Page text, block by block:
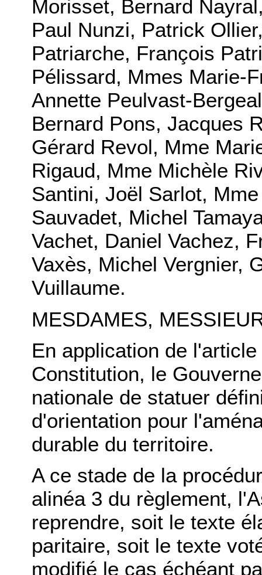
Morisset, Bernard
Paul Nunzi, Patrick
Patriarche, François
Pélissard, Mmes Marie-
Annette Peulvast-
Bernard Pons, Jacques
Gérard Revol, Mme
Rigaud, Mme Michèle
Santini, Joël Sarlot,
Sauvadet, Michel
Vachet, Daniel Vachez,
Vaxès, Michel Vergnier,
Vuillaume.
MESDAMES,
En application de
Constitution, le
nationale de statuer
d'orientation pour
durable du territoire.
A ce stade de la
alinéa 3 du règlement,
reprendre, soit le texte
paritaire, soit le texte
modifié le cas échéant